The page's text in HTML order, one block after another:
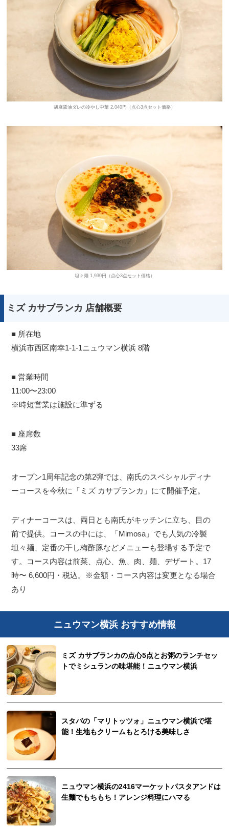
胡麻醤油ダレの冷やし中華 2,040円（点心3点セット価格）
坦々麺 1,930円（点心3点セット価格）
ミズ カサブランカ 店舗概要
■ 所在地
横浜市⻄区南幸1-1-1ニュウマン横浜 8階
■ 営業時間
11:00〜23:00
※時短営業は施設に準ずる
■ 座席数
33席
オープン1周年記念の第2弾では、南氏のスペシャルディナ
ーコースを今秋に「ミズ カサブランカ」にて開催予定。
ディナーコースは、両日とも南氏がキッチンに立ち、目の
前で提供。コースの中には、「Mimosa」でも人気の冷製
坦々麺、定番の干し梅酢豚などメニューも登場する予定で
す。コース内容は前菜、点心、魚、肉、麺、デザート。17
時〜 6,600円・税込。※金額・コース内容は変更となる場合
あり
ニュウマン横浜 おすすめ情報
ミズ カサブランカの点心5点とお粥のランチセッ
トでミシュランの味堪能！ニュウマン横浜
スタバの「マリトッツォ」ニュウマン横浜で堪
能！生地もクリームもとろける美味しさ
ニュウマン横浜の2416マーケットパスタアンドは
生麺でもちもち！アレンジ料理にハマる